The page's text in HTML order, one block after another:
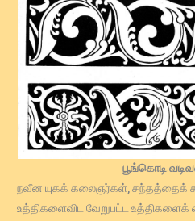
பூங்கொடி
நவீன யுகக் கலைஞர்கள், சந்தத்தைக்
உத்திகளைவிட வேறுபட்ட